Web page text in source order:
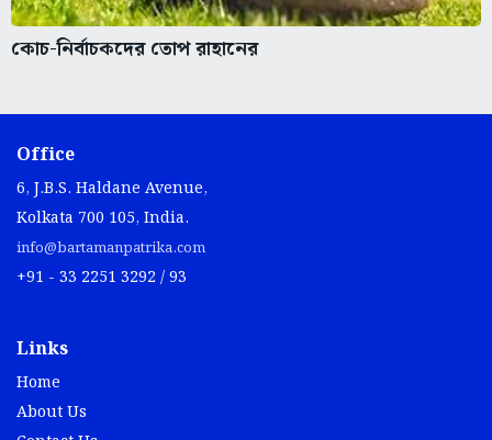
কোচ-নির্বাচকদের তোপ রাহানের
Office
6, J.B.S. Haldane Avenue,
Kolkata 700 105, India.
info@bartamanpatrika.com
+91 - 33 2251 3292 / 93
Links
Home
About Us